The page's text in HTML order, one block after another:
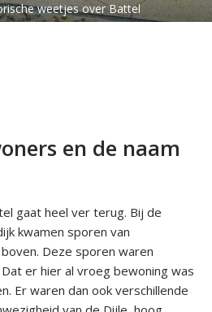
weetjes over Battel
en de naam
gaat heel ver terug. Bij de
kwamen sporen van
Deze sporen waren
er hier al vroeg bewoning was
Er waren dan ook verschillende